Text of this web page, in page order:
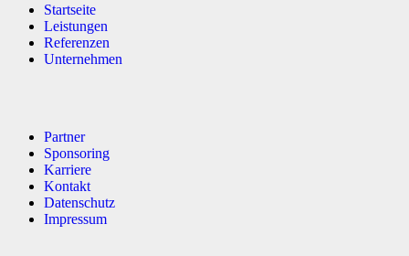
Startseite
Leistungen
Referenzen
Unternehmen
Partner
Sponsoring
Karriere
Kontakt
Datenschutz
Impressum